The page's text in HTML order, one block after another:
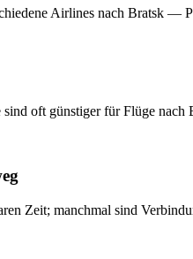
Airlines nach Bratsk —
sind oft günstiger für Flüge nach
Zeit; manchmal sind